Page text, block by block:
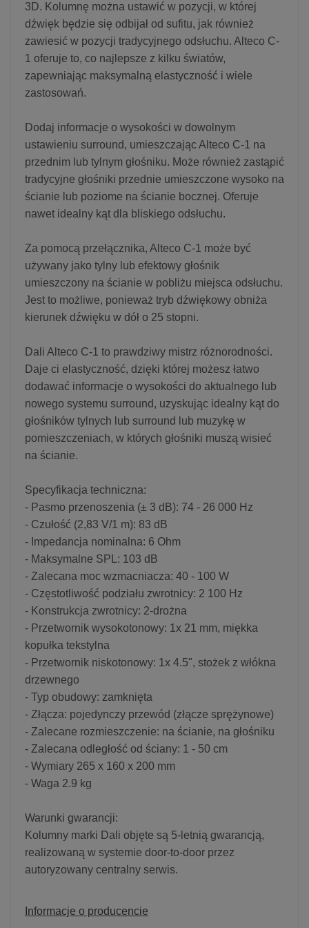
3D. Kolumnę można ustawić w pozycji, w której
dźwięk będzie się odbijał od sufitu, jak również
zawiesić w pozycji tradycyjnego odsłuchu. Alteco C-
1 oferuje to, co najlepsze z kilku światów,
zapewniając maksymalną elastyczność i wiele
zastosowań.
Dodaj informacje o wysokości w dowolnym
ustawieniu surround, umieszczając Alteco C-1 na
przednim lub tylnym głośniku. Może również zastąpić
tradycyjne głośniki przednie umieszczone wysoko na
ścianie lub poziome na ścianie bocznej. Oferuje
nawet idealny kąt dla bliskiego odsłuchu.
Za pomocą przełącznika, Alteco C-1 może być
używany jako tylny lub efektowy głośnik
umieszczony na ścianie w pobliżu miejsca odsłuchu.
Jest to możliwe, ponieważ tryb dźwiękowy obniża
kierunek dźwięku w dół o 25 stopni.
Dali Alteco C-1 to prawdziwy mistrz różnorodności.
Daje ci elastyczność, dzięki której możesz łatwo
dodawać informacje o wysokości do aktualnego lub
nowego systemu surround, uzyskując idealny kąt do
głośników tylnych lub surround lub muzykę w
pomieszczeniach, w których głośniki muszą wisieć
na ścianie.
Specyfikacja techniczna:
- Pasmo przenoszenia (± 3 dB): 74 - 26 000 Hz
- Czułość (2,83 V/1 m): 83 dB
- Impedancja nominalna: 6 Ohm
- Maksymalne SPL: 103 dB
- Zalecana moc wzmacniacza: 40 - 100 W
- Częstotliwość podziału zwrotnicy: 2 100 Hz
- Konstrukcja zwrotnicy: 2-drożna
- Przetwornik wysokotonowy: 1x 21 mm, miękka
kopułka tekstylna
- Przetwornik niskotonowy: 1x 4.5", stożek z włókna
drzewnego
- Typ obudowy: zamknięta
- Złącza: pojedynczy przewód (złącze sprężynowe)
- Zalecane rozmieszczenie: na ścianie, na głośniku
- Zalecana odległość od ściany: 1 - 50 cm
- Wymiary 265 x 160 x 200 mm
- Waga 2.9 kg
Warunki gwarancji:
Kolumny marki Dali objęte są 5-letnią gwarancją,
realizowaną w systemie door-to-door przez
autoryzowany centralny serwis.
Informacje o producencie